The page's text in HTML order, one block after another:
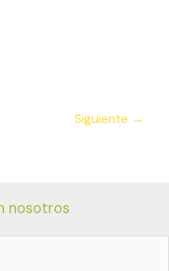
Siguiente →
nosotros